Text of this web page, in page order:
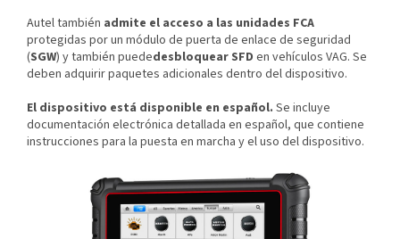
Autel también admite el acceso a las unidades FCA
protegidas por un módulo de puerta de enlace de seguridad
(SGW) y también puededesbloquear SFD en vehículos VAG. Se
deben adquirir paquetes adicionales dentro del dispositivo.
El dispositivo está disponible en español. Se incluye
documentación electrónica detallada en español, que contiene
instrucciones para la puesta en marcha y el uso del dispositivo.